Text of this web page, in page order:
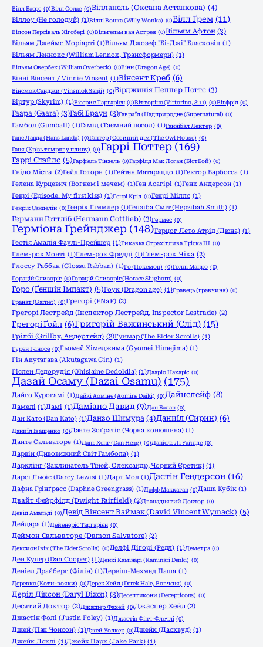
Вілл Баєрс (0)Вілл Солас (0)Вілланель (Оксана Астанкова) (4)
Віллоу (Не голодуй) (1)Віллі Вонка (Willy Wonka) (0)Вілл Ґрем (11)
Вілсон Персіваль Хіґсбері (0)Вільгельм ван Астрея (0)Вільям Афтон (3)
Вільям Джеймс Моріарті (1)Вільям Джозеф "Бі-Джі" Бласковіц (1)
Вільям Леннокс (William Lennox, Трансформери) (1)
Вільям Овербек (William Overbeck) (0)Вінн (Dragon Age) (0)
Вінні Вінсент / Vinnie Vinsent (1)Вінсент Креб (6)
Вінсмок Санджи (Vinsmok Sanji) (0)Вірджинія Пеппер Поттс (3)
Віртур (Skyrim) (1)Вісерис Таргарієн (0)Вітторіно (Vittorino, 8:11) (0)Віґфрід (0)
Гаара (Gaara) (3)Габі Браун (3)Гавриїл (Надприродне (Supernatural) (0)
Гамбол (Gumball) (1)Гамід (Таємний посол) (1)Ганнібал Лектер (0)
Ганс Ланда (Hans Landa) (0)Гантер (Совиний дім (The Owl House) (0)
Ганя (Крізь темряву пливу) (0)Гаррі Поттер (169)
Гаррі Стайлс (5)Гарфіель Тінзель (0)Гарфілд Мак Логан (БістБой) (0)
Гвідо Міста (2)Гейл Готорн (1)Гейтен Матараццо (1)Гектор Барбосса (1)
Гелена Курцевич (Вогнем і мечем) (1)Ген Асагірі (1)Генк Андерсон (1)
Генрі (Episode. My first kiss) (1)Генрі Кріл (0)Генрі Міллс (1)
Генрік Санделін (0)Генріх Гіммлер (1)Гепзіба Сміт (Hepzibah Smith) (1)
Германн Готтліб (Hermann Gottlieb) (3)Гермес (0)
Герміона Ґрейнджер (148)Герцог Лєто Атрід (Дюна) (1)
Гестія Амалія Фаулі-Прейшер (1)Гикавка Страхітлива Тріска ІІІ (0)
Глем-рок Монті (1)Глем-рок Фредді (1)Глем-рок Чіка (2)
Глоссу Раббан (Glossu Rabban) (1)Го (Покемон) (0)Голлі Манро (0)
Горацій Слизоріг (0)Горацій Слизоріг (Horace Slughorn) (0)
Горо (Ґеншін Імпакт) (5)Гоук (Dragon age) (1)Гравець (гравчиня) (0)
Гранат (Garnet) (0)Грегорі (FNaF) (2)
Грегорі Лестрейд (Інспектор Лестрейд, Inspector Lestrade) (2)
Грегорі Ґойл (6)Григорій Важинський (Слід) (15)
Грілбі (Grillby, Андертейл) (2)Гунмар (The Elder Scrolls) (1)
Гурен Ічіносе (0)Гьомей Хімеджима (Gyomei Himejima) (1)
Гін Акутаґава (Akutagawa Gin) (1)
Гіслен Дедорудія (Ghislaine Dedoldia) (1)Дааріо Нахаріс (0)
Дазай Осаму (Dazai Osamu) (175)
Дайго Курогамі (1)Дайкі Аоміне (Aomine Daiki) (0)Дайнслейф (8)
Дамелі (1)Дамі (1)Даміано Давид (9)Дан Балан (0)
Дан Като (Dan Katо) (1)Данзо Шимура (4)Даниїл (Сирин) (6)
Даниїл Іващенко (0)Данте Зоґратіс (Чорна конюшина) (1)
Данте Сальваторе (1)Дань Хенг (Dan Heng) (0)Даніель Лі Уайлдс (0)
Дарвін (Дивовижний Світ Гамбола) (1)
Дарклінг (Заклинатель Тіней, Олександр, Чорний Єретик) (1)
Дарсі Льюіс (Darcy Lewis) (1)Дарт Мол (1)Дастін Гендерсон (16)
Дафна Ґрінґрасс (Daphne Greengrass) (1)Дафф Маккаган (0)Даша Кубік (1)
Двайт Фейрфілд (Dwight Fairfield) (2)Дванадцятий Доктор (0)
Девід Амальді (0)Девід Вінсент Ваймак (David Vincent Wymack) (5)
Дейдара (1)Дейенеріс Таргарієн (0)
Деймон Сальваторе (Damon Salvatore) (2)
Дексион Івік (The Elder Scrolls) (0)Делфі Діґорі (Редл) (1)Деметра (0)
Ден Купер (Dan Cooper) (1)Денкі Камінарі (Kaminari Denki) (0)
Деніел Драйберг (Філін) (1)Дервіш-Мехмед Паша (1)
Деревко (Коти-вояки) (0)Дерек Хейл (Derek Hale, Вовченя) (0)
Деріл Діксон (Daryl Dixon) (3)Десептикони (Decepticons) (0)
Десятий Доктор (2)Джаспер Фахей (0)Джаспер Хейл (2)
Джастін Фолі (Justin Foley) (1)Джастін Фінч-Флечлі (0)
Джей (Пак Чонсон) (1)Джей Уолкер (0)Джейк (Дасквуд) (1)
Джейк Локлі (1)Джейк Парк (Jake Park) (1)